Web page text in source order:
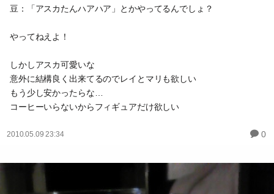
豆：「アスカたんハアハア」とかやってるんでしょ？
やってねえよ！
しかしアスカ可愛いな
意外に結構良く出来てるのでレイとマリも欲しい
もう少し安かったらな…
コーヒーいらないからフィギュアだけ欲しい
2010.05.09 23:34 0